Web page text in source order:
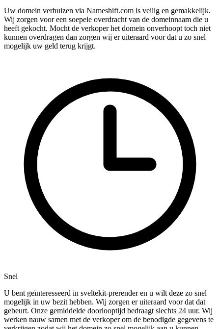
Uw domein verhuizen via Nameshift.com is veilig en gemakkelijk.
Wij zorgen voor een soepele overdracht van de domeinnaam die u
heeft gekocht. Mocht de verkoper het domein onverhoopt toch niet
kunnen overdragen dan zorgen wij er uiteraard voor dat u zo snel
mogelijk uw geld terug krijgt.
Snel
U bent geïnteresseerd in sveltekit-prerender en u wilt deze zo snel
mogelijk in uw bezit hebben. Wij zorgen er uiteraard voor dat dat
gebeurt. Onze gemiddelde doorlooptijd bedraagt slechts 24 uur. Wij
werken nauw samen met de verkoper om de benodigde gegevens te